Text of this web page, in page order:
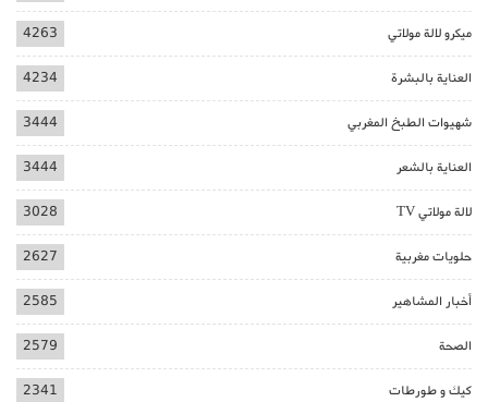
ميكرو لالة مولاتي 4263
العناية بالبشرة 4234
شهيوات الطبخ المغربي 3444
العناية بالشعر 3444
لالة مولاتي TV 3028
حلويات مغربية 2627
أخبار المشاهير 2585
الصحة 2579
كيك و طورطات 2341